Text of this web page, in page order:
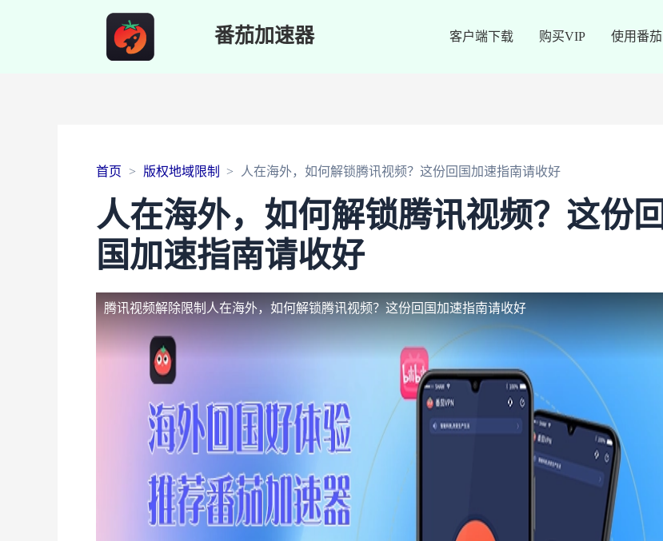
番茄加速器 客户端下载 购买VIP 使用番茄
首页 版权地域限制 人在海外，如何解锁腾讯视频？这份回国加速指南请收好
人在海外，如何解锁腾讯视频？这份回
国加速指南请收好
腾讯视频解除限制 人在海外，如何解锁腾讯视频？这份回国加速指南请收好